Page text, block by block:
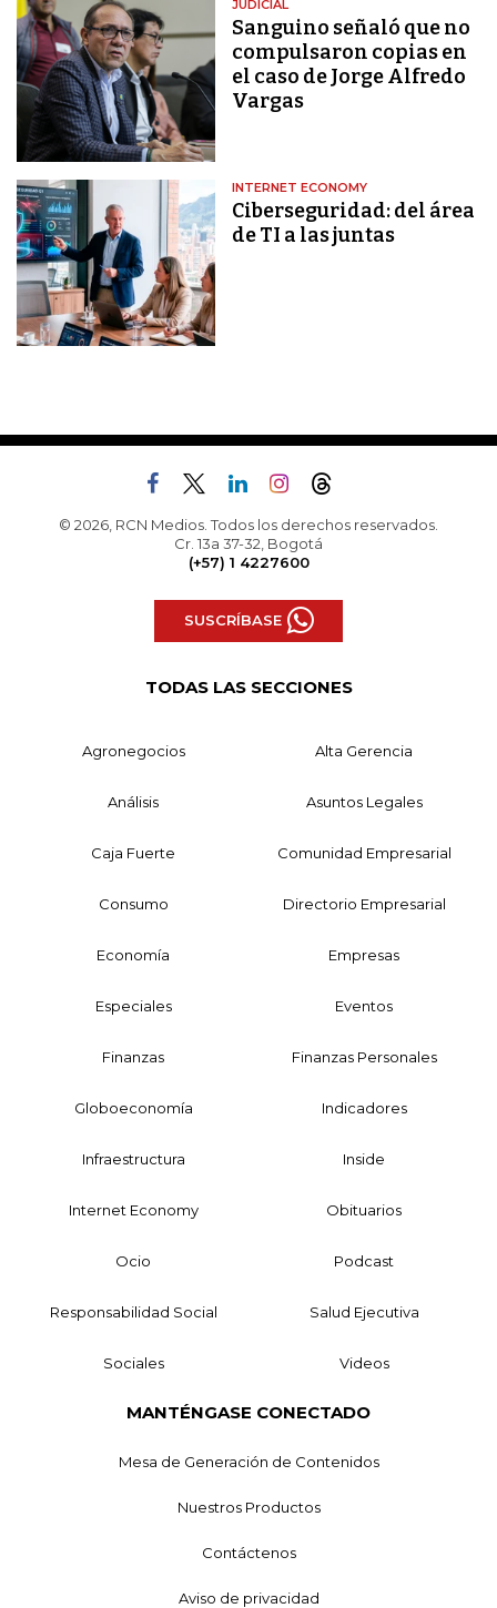
JUDICIAL
Sanguino señaló que no
compulsaron copias en
el caso de Jorge Alfredo
Vargas
INTERNET ECONOMY
Ciberseguridad: del área
de TI a las juntas
© 2026, RCN Medios. Todos los derechos reservados.
Cr. 13a 37-32, Bogotá
(+57) 1 4227600
SUSCRÍBASE
TODAS LAS SECCIONES
Agronegocios Alta Gerencia
Análisis Asuntos Legales
Caja Fuerte Comunidad Empresarial
Consumo Directorio Empresarial
Economía Empresas
Especiales Eventos
Finanzas Finanzas Personales
Globoeconomía Indicadores
Infraestructura Inside
Internet Economy Obituarios
Ocio Podcast
Responsabilidad Social Salud Ejecutiva
Sociales Videos
MANTÉNGASE CONECTADO
Mesa de Generación de Contenidos
Nuestros Productos
Contáctenos
Aviso de privacidad